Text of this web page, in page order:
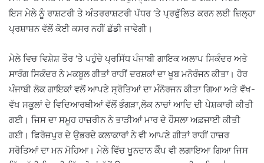
ਇਸ ਮੇਲੇ ਨੂੰ ਰਾਸ਼ਟਰੀ ਤੇ ਅੰਤਰਰਾਸ਼ਟਰੀ ਪੱਧਰ ‘ਤੇ ਪ੍ਰਫੁੱਲਿਤ ਕਰਨ ਲਈ ਜ਼ਿਲ੍ਹਾ
ਪ੍ਰਸ਼ਾਸ਼ਨ ਵੱਲੋਂ ਕੋਈ ਕਸਰ ਨਹੀਂ ਛੱਡੀ ਜਾਵੇਗੀ।
ਮੇਲੇ ਵਿਚ ਵਿਸ਼ੇਸ਼ ਤੌਰ ‘ਤੇ ਪਹੁੰਚੇ ਪ੍ਰਸਿੱਧ ਪੰਜਾਬੀ ਗਾਇਕ ਅਲਾਪ ਸਿਕੰਦਰ ਅਤੇ
ਸਾਰੰਗ ਸਿਕੰਦਰ ਨੇ ਮਕਬੂਲ ਗੀਤਾਂ ਰਾਹੀਂ ਦਰਸ਼ਕਾਂ ਦਾ ਖੂਬ ਮਨੋਰੰਜਨ ਕੀਤਾ। ਹੋਰ
ਪੰਜਾਬੀ ਲੋਕ ਗਾਇਕਾਂ ਵਲੋਂ ਆਪਣੇ ਸ੍ਰੋਤਿਆਂ ਦਾ ਮੰਨੋਰਜਨ ਕੀਤਾ ਗਿਆ ਅਤੇ ਵੱਖ-
ਵੱਖ ਸਕੂਲਾਂ ਦੇ ਵਿਦਿਆਰਥੀਆਂ ਵੱਲੋਂ ਭੰਗੜਾ,ਲੋਕ ਨਾਚਾਂ ਆਦਿ ਦੀ ਪੇਸ਼ਕਾਰੀ ਕੀਤੀ
ਗਈ। ਜਿਸ ਦਾ ਸਮੂਹ ਹਾਜ਼ਰੀਨ ਨੇ ਤਾੜੀਆਂ ਮਾਰ ਦੇ ਹੌਸਲਾ ਅਫ਼ਜਾਈ ਕੀਤੀ
ਗਈ। ਫਿਰੋਜ਼ਪੁਰ ਦੇ ਉਭਰਦੇ ਕਲਾਕਾਰਾਂ ਨੇ ਵੀ ਆਪਣੇ ਗੀਤਾਂ ਰਾਹੀਂ ਹਾਜ਼ਰ
ਸਰੋਤਿਆਂ ਦਾ ਮਨ ਮੋਹਿਆ। ਮੇਲੇ ਵਿੱਚ ਖੂਨਦਾਨ ਕੈੰਪ ਵੀ ਲਗਾਇਆ ਗਿਆ ਜਿਸ